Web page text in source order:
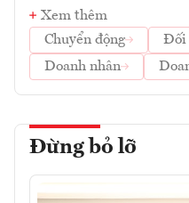
Xem thêm
Chuyển động
Đối
Doanh nhân
Đừng bỏ lỡ